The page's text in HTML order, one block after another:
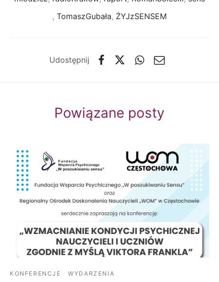
, TomaszGubała, ŻYJzSENSEM
Udostępnij
Powiązane posty
KONFERENCJE WYDARZENIA